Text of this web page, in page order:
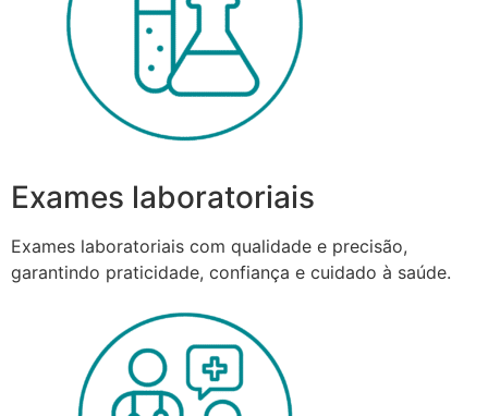
Exames laboratoriais
Exames laboratoriais com qualidade e precisão,
garantindo praticidade, confiança e cuidado à saúde.